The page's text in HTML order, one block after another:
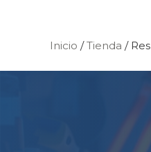
Inicio /Tienda /